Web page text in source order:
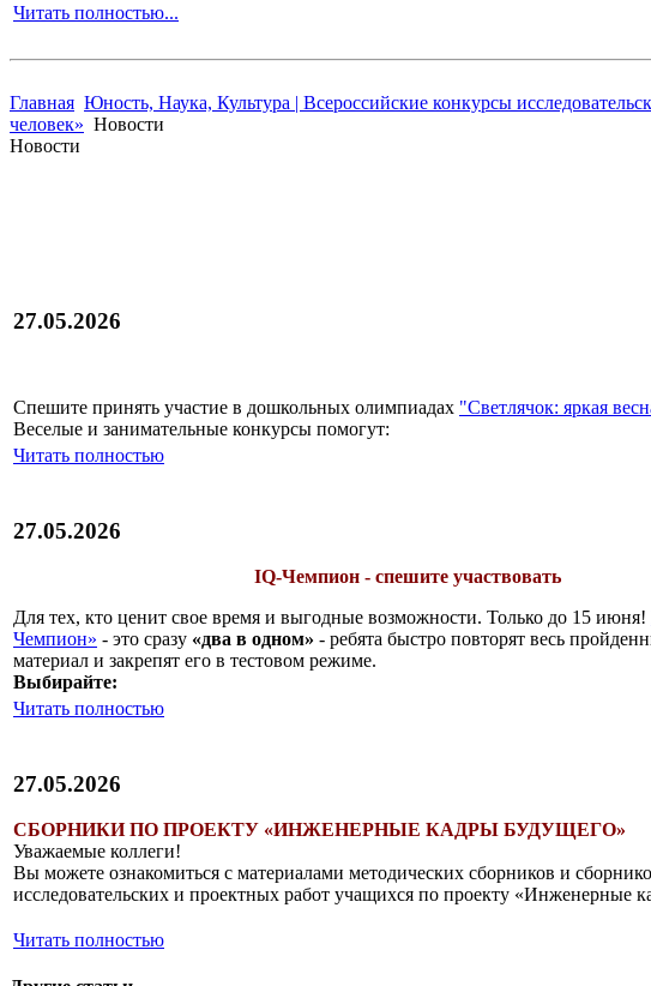
Читать полностью...
Главная Юность, Наука, Культура | Всероссийские конкурсы
человек» Новости
Новости
27.05.2026
Спешите принять участие в дошкольных олимпиадах "Светлячок: яркая
Веселые и занимательные конкурсы помогут:
Читать полностью
27.05.2026
IQ-Чемпион - спешите участвовать
Для тех, кто ценит свое время и выгодные возможности. Только до 15 июня!
Чемпион» - это сразу «два в одном» - ребята быстро повторят весь
материал и закрепят его в тестовом режиме.
Выбирайте:
Читать полностью
27.05.2026
СБОРНИКИ ПО ПРОЕКТУ «ИНЖЕНЕРНЫЕ КАДРЫ БУДУЩЕГО»
Уважаемые коллеги!
Вы можете ознакомиться с материалами методических сборников и
исследовательских и проектных работ учащихся по проекту «Инженерные
Читать полностью